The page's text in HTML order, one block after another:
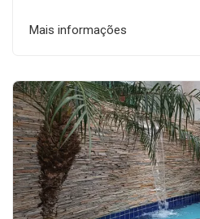
Mais informações